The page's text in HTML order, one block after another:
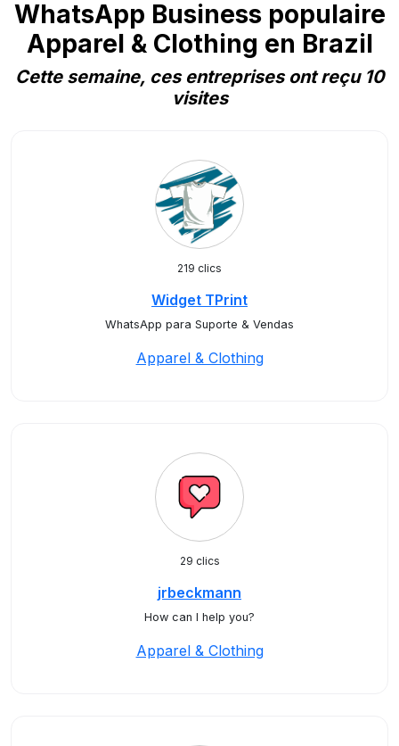
WhatsApp Business populaire
Apparel & Clothing en Brazil
Cette semaine, ces entreprises ont reçu 10
visites
219 clics
Widget TPrint
WhatsApp para Suporte & Vendas
Apparel & Clothing
29 clics
jrbeckmann
How can I help you?
Apparel & Clothing